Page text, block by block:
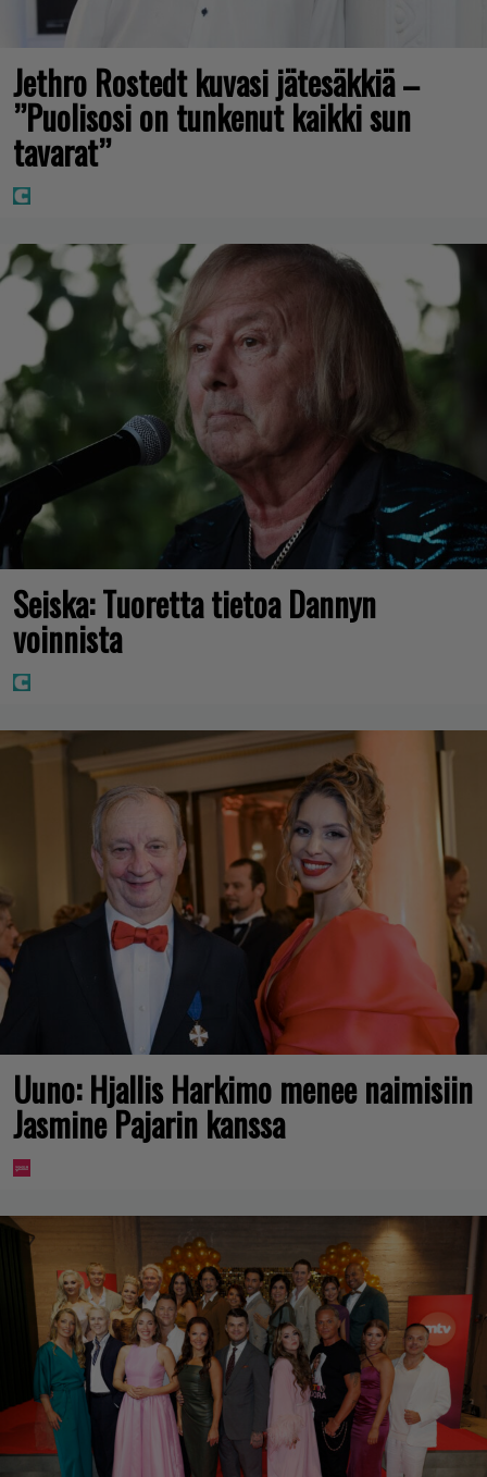
Jethro Rostedt kuvasi jätesäkkiä –
”Puolisosi on tunkenut kaikki sun
tavarat”
Seiska: Tuoretta tietoa Dannyn
voinnista
Uuno: Hjallis Harkimo menee naimisiin
Jasmine Pajarin kanssa